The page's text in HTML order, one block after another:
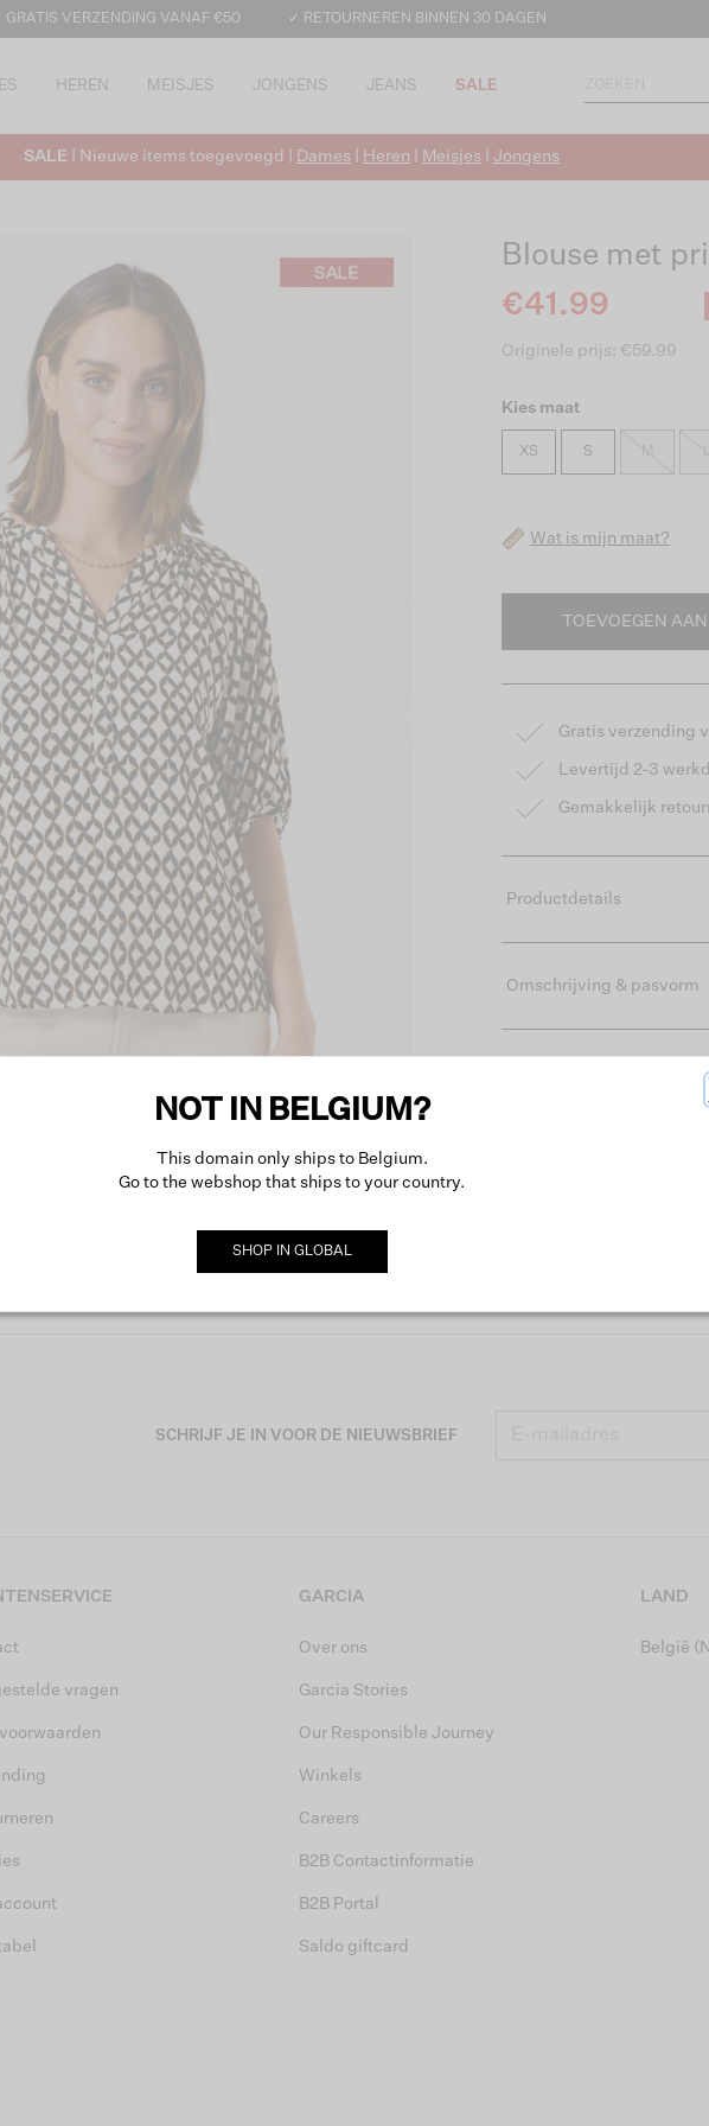
GRATIS VERZENDING VANAF €50 ✓ RETOURNEREN BINNEN 30 DAGEN
HEREN MEISJES JONGENS JEANS SALE
SALE | Nieuwe items toegevoegd | Dames Heren Meisjes Jongens
Blouse met
€41.99
Originele prijs: €59.99
Kies maat
XS S M
Wat is mijn maat?
TOEVOEGEN
Gratis verzending
Levertijd 2-3
Gemakkelijk
Productdetails
Omschrijving & pasvorm
Meer over het gebruikte
SCHRIJF JE IN VOOR DE NIEUWSBRIEF
vragen
GARCIA
Over ons
Garcia Stories
Our Responsible Journey
Winkels
Careers
B2B Contactinformatie
B2B Portal
Saldo giftcard
LAND
België
NOT IN BELGIUM?
This domain only ships to Belgium.
Go to the webshop that ships to your country.
SHOP IN GLOBAL